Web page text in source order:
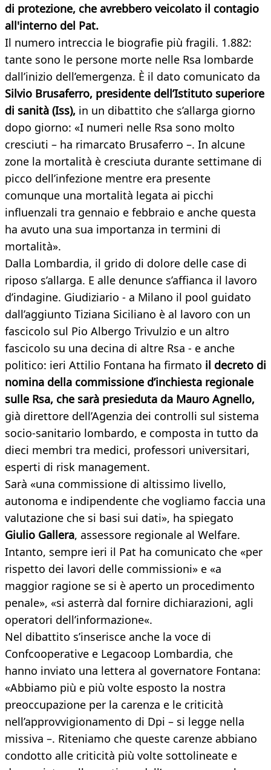
di protezione, che avrebbero veicolato il contagio
all'interno del Pat.
Il numero intreccia le biografie più fragili. 1.882:
tante sono le persone morte nelle Rsa lombarde
dall’inizio dell’emergenza. È il dato comunicato da
Silvio Brusaferro, presidente dell’Istituto superiore
di sanità (Iss), in un dibattito che s’allarga giorno
dopo giorno: «I numeri nelle Rsa sono molto
cresciuti – ha rimarcato Brusaferro –. In alcune
zone la mortalità è cresciuta durante settimane di
picco dell’infezione mentre era presente
comunque una mortalità legata ai picchi
influenzali tra gennaio e febbraio e anche questa
ha avuto una sua importanza in termini di
mortalità».
Dalla Lombardia, il grido di dolore delle case di
riposo s’allarga. E alle denunce s’affianca il lavoro
d’indagine. Giudiziario - a Milano il pool guidato
dall’aggiunto Tiziana Siciliano è al lavoro con un
fascicolo sul Pio Albergo Trivulzio e un altro
fascicolo su una decina di altre Rsa - e anche
politico: ieri Attilio Fontana ha firmato il decreto di
nomina della commissione d’inchiesta regionale
sulle Rsa, che sarà presieduta da Mauro Agnello,
già direttore dell’Agenzia dei controlli sul sistema
socio-sanitario lombardo, e composta in tutto da
dieci membri tra medici, professori universitari,
esperti di risk management.
Sarà «una commissione di altissimo livello,
autonoma e indipendente che vogliamo faccia una
valutazione che si basi sui dati», ha spiegato
Giulio Gallera, assessore regionale al Welfare.
Intanto, sempre ieri il Pat ha comunicato che «per
rispetto dei lavori delle commissioni» e «a
maggior ragione se si è aperto un procedimento
penale», «si asterrà dal fornire dichiarazioni, agli
operatori dell’informazione«.
Nel dibattito s’inserisce anche la voce di
Confcooperative e Legacoop Lombardia, che
hanno inviato una lettera al governatore Fontana:
«Abbiamo più e più volte esposto la nostra
preoccupazione per la carenza e le criticità
nell’approvvigionamento di Dpi – si legge nella
missiva –. Riteniamo che queste carenze abbiano
condotto alle criticità più volte sottolineate e